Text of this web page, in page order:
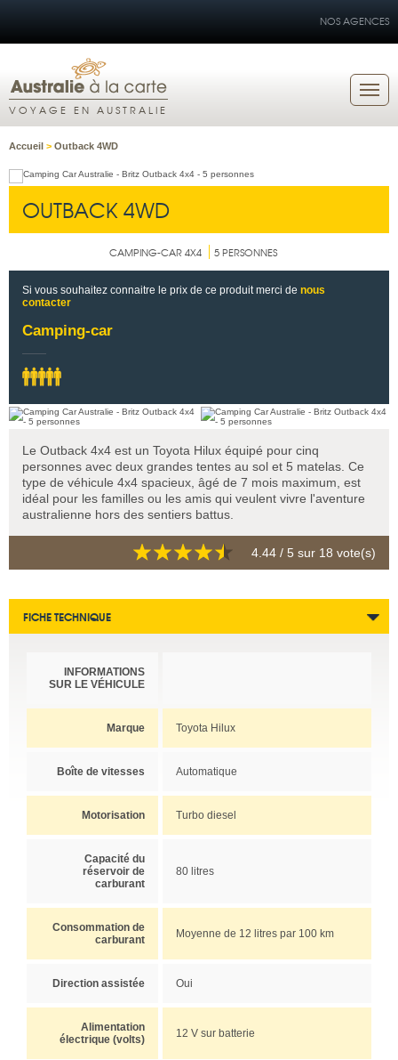
NOS AGENCES
VOYAGE EN AUSTRALIE
Accueil > Outback 4WD
OUTBACK 4WD
CAMPING-CAR 4X4 5 PERSONNES
Si vous souhaitez connaitre le prix de ce produit merci de nous
contacter
Camping-car
Le Outback 4x4 est un Toyota Hilux équipé pour cinq
personnes avec deux grandes tentes au sol et 5 matelas. Ce
type de véhicule 4x4 spacieux, âgé de 7 mois maximum, est
idéal pour les familles ou les amis qui veulent vivre l'aventure
australienne hors des sentiers battus.
4.44 / 5 sur 18 vote(s)
FICHE TECHNIQUE
INFORMATIONS
SUR LE VÉHICULE
Marque Toyota Hilux
Boîte de vitesses Automatique
Motorisation Turbo diesel
Capacité du
réservoir de
carburant
80 litres
Consommation de
carburant
Moyenne de 12 litres par 100 km
Direction assistée Oui
Alimentation
électrique (volts)
12 V sur batterie